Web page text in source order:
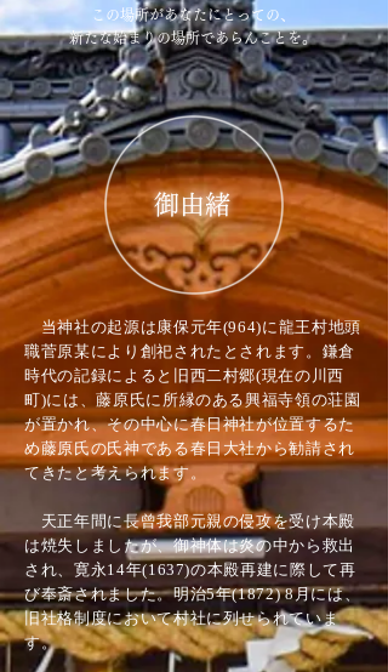
この場所があなたにとっての、
新たな始まりの場所であらんことを。
​御由緒
当神社の起源は康保元年(964)に龍王村地頭
職菅原某により創祀されたとされます。鎌倉
時代の記録によると旧西二村郷(現在の川西
町)には、藤原氏に所縁のある興福寺領の荘園
が置かれ、その中心に春日神社が位置するた
め藤原氏の氏神である春日大社から勧請され
てきたと考えられます。
天正年間に長曾我部元親の侵攻を受け本殿
は焼失しましたが、御神体は炎の中から救出
され、寛永14年(1637)の本殿再建に際して再
び奉斎されました。明治5年(1872) 8月には、
旧社格制度において村社に列せられていま
す。